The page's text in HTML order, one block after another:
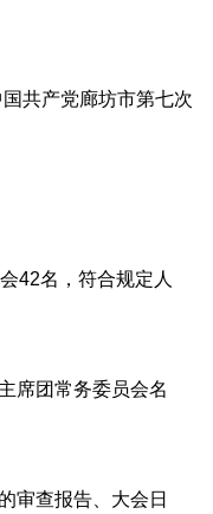
共产党廊坊市第七次
名，符合规定人
团常务委员会名
查报告、大会日